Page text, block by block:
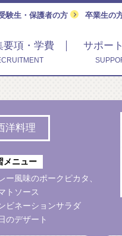
験生・保護者の方 卒業生の
要項・学費 サポー
洋料理
メニュー
ー風味のポークピカタ、
トソース
ビネーションサラダ
のデザート